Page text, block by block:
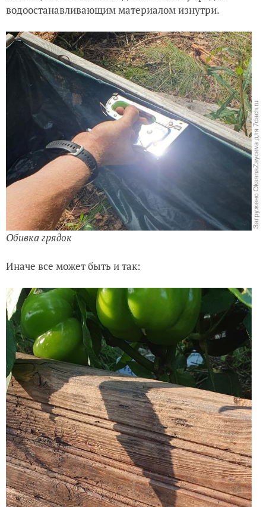
водоостанавливающим материалом изнутри.
Обивка грядок
Иначе все может быть и так: